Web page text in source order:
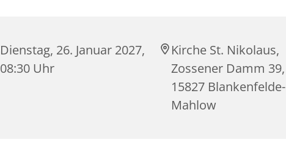
Dienstag, 26. Januar 2027,
08:30 Uhr
Kirche St. Nikolaus,
Zossener Damm 39,
15827 Blankenfelde-
Mahlow